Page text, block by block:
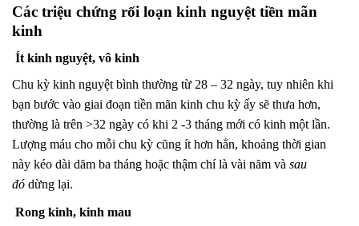
Các triệu chứng rối loạn kinh nguyệt tiền mãn
kinh
Ít kinh nguyệt, vô kinh
Chu kỳ kinh nguyệt bình thường từ 28 – 32 ngày, tuy nhiên khi
bạn bước vào giai đoạn tiền mãn kinh chu kỳ ấy sẽ thưa hơn,
thường là trên >32 ngày có khi 2 -3 tháng mới có kinh một lần.
Lượng máu cho mỗi chu kỳ cũng ít hơn hẳn, khoảng thời gian
này kéo dài dăm ba tháng hoặc thậm chí là vài năm và sau
đó dừng lại.
Rong kinh, kinh mau